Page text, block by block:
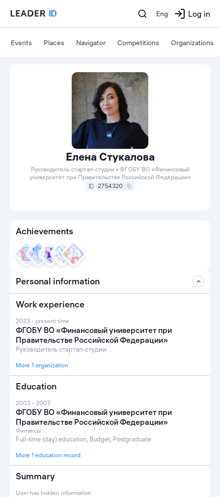
Eng Log in
Events Places Navigator Competitions Organizations
Елена Стукалова
Руководитель стартап-студии • ФГОБУ ВО «Финансовый
университет при Правительстве Российской Федерации»
2754320
Achievements
Personal information
Work experience
2023 - present time
ФГОБУ ВО «Финансовый университет при
Правительстве Российской Федерации»
Руководитель стартап-студии
More 1 organization
Education
2003 - 2007
ФГОБУ ВО «Финансовый университет при
Правительстве Российской Федерации»
Финансы
Full-time (day) education, Budget, Postgraduate
More 1 education record
Summary
User has hidden information